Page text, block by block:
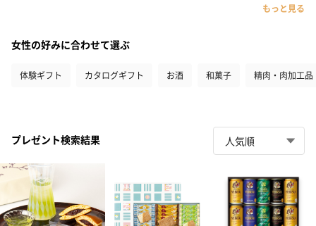
もっと見る
女性の好みに合わせて選ぶ
体験ギフト カタログギフト お酒 和菓子 精肉・肉加工品
プレゼント検索結果